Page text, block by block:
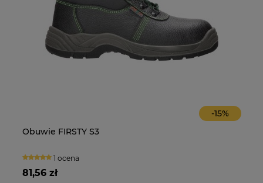
-15%
Obuwie FIRSTY S3
1 ocena
81,56 zł